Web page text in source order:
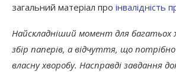
загальний матеріал про інвалідність
Найскладніший момент для багатьох
збір паперів, а відчуття, що
власну хворобу. Насправді завдання